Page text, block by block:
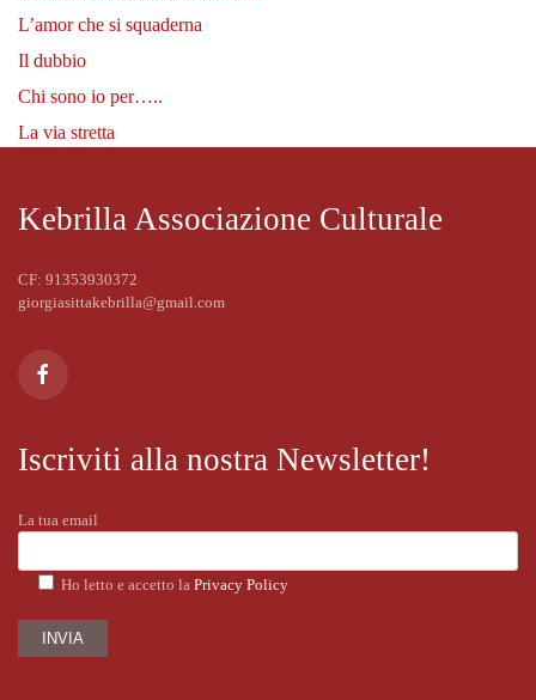
L’amor che si squaderna
Il dubbio
Chi sono io per…..
La via stretta
Kebrilla Associazione Culturale
CF: 91353930372
giorgiasittakebrilla@gmail.com
Iscriviti alla nostra Newsletter!
La tua email
Ho letto e accetto la Privacy Policy